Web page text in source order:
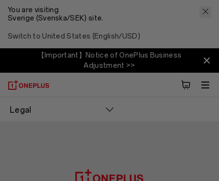
You are visiting
Sverige (Svenska/SEK) site.
Switch to United States (English/USD)
【Important】Notice of OnePlus Business
Adjustment >>
Legal